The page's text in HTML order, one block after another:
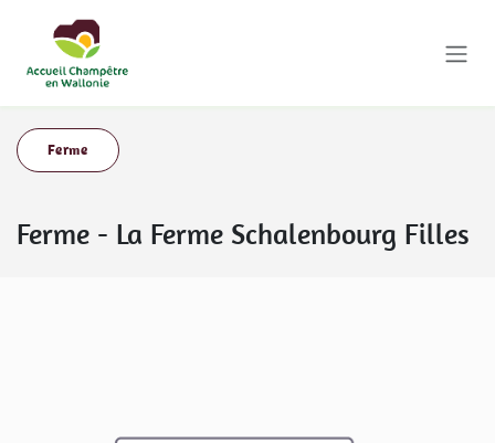
Ferme
Ferme - La Ferme Schalenbourg Filles